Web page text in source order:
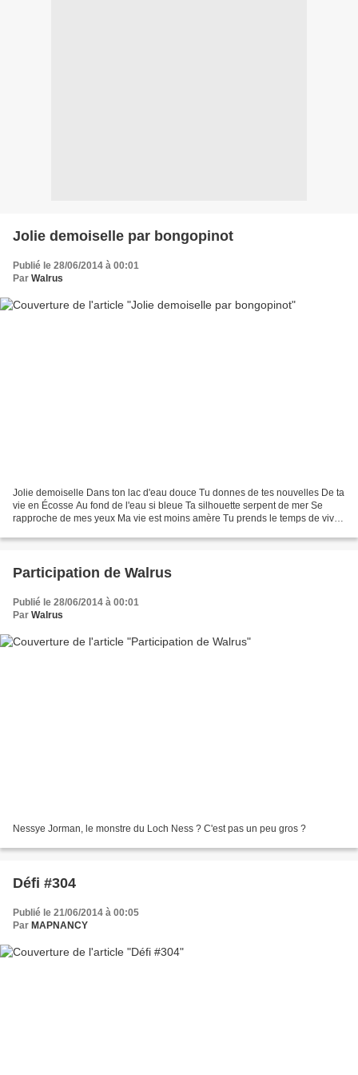
Jolie demoiselle par bongopinot
Publié le 28/06/2014 à 00:01
Par Walrus
Jolie demoiselle Dans ton lac d'eau douce Tu donnes de tes nouvelles De ta
vie en Écosse Au fond de l'eau si bleue Ta silhouette serpent de mer Se
rapproche de mes yeux Ma vie est moins amère Tu prends le temps de vivre
Participation de Walrus
Publié le 28/06/2014 à 00:01
Par Walrus
Nessye Jorman, le monstre du Loch Ness ? C'est pas un peu gros ?
Défi #304
Publié le 21/06/2014 à 00:05
Par MAPNANCY